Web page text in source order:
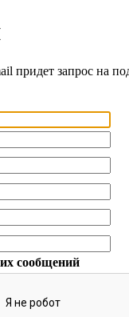
придет запрос на
сообщений